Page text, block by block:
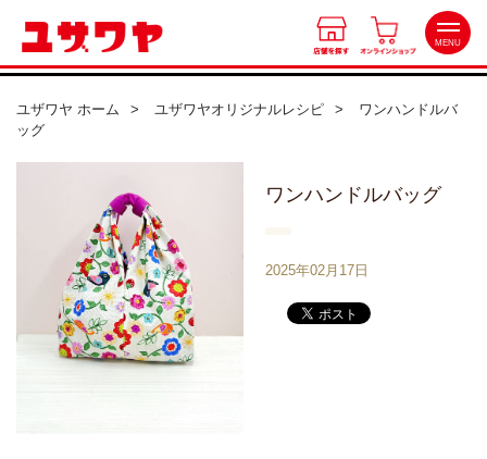
MENU
北海道
中部
オンラインショップ
会員特典
ワークショップ
ユザワヤ ホーム ユザワヤオリジナルレシピ
ワンハンドルバ
ッグ
ワンハンドルバッグ
2025年02月17日